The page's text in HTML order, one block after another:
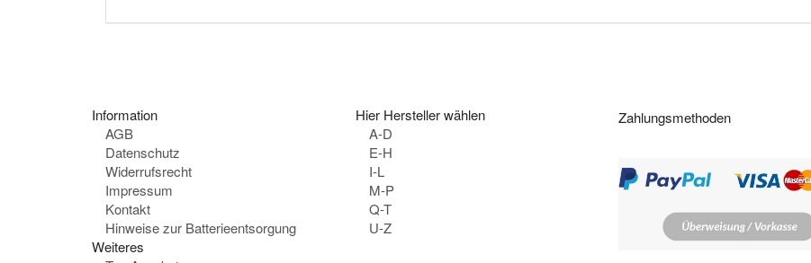
o n
Information
AGB
Datenschutz
Widerrufsrecht
Impressum
Kontakt
Hinweise zur Batterieentsorgung
Weiteres
Hier Hersteller wählen
A-D
E-H
I-L
M-P
Q-T
U-Z
Zahlungsmethoden